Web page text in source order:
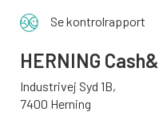
Se kontrolrapport
HERNING
Industrivej Syd 1B,
7400 Herning